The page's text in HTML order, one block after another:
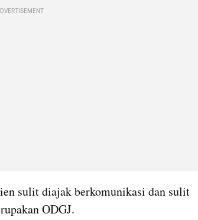
sulit diajak berkomunikasi dan sulit
ODGJ.